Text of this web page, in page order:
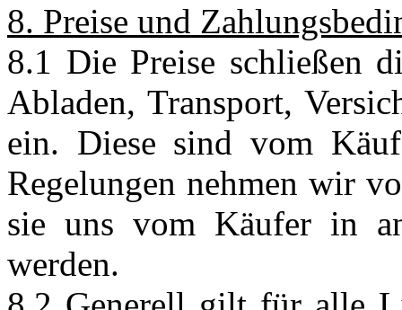
8. Preise und
8.1 Die Preise schließen
Abladen, Transport,
ein. Diese sind vom
Regelungen nehmen wir
sie uns vom Käufer in
werden.